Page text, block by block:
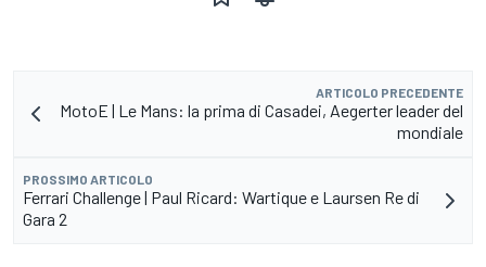
ARTICOLO PRECEDENTE
MotoE | Le Mans: la prima di Casadei, Aegerter leader del
mondiale
PROSSIMO ARTICOLO
Ferrari Challenge | Paul Ricard: Wartique e Laursen Re di
Gara 2